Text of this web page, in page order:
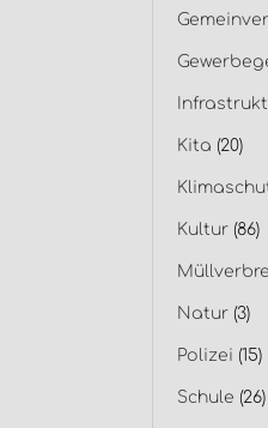
Kita (20)
Kultur(86)
Natur(3)
Polizei (15)
Schule (26)